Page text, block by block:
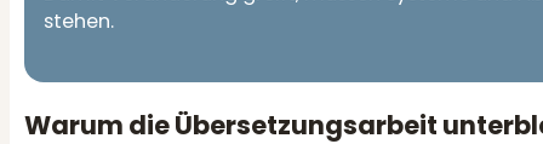
stehen.
Warum die Übersetzungsarbeit